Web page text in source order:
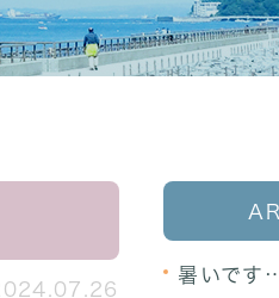
診療時間・アクセス
妊治療 生理痛
腹腔鏡手術のセカンドオピ
合わせた各種検査
暑いです